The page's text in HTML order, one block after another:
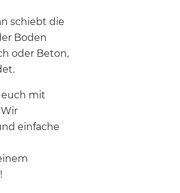
schiebt die
Boden
oder Beton,
euch mit
einfache